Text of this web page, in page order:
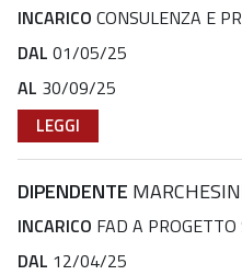
INCARICO CONSULENZA E
DAL 01/05/25
AL 30/09/25
LEGGI
DIPENDENTE
INCARICO FAD A PROGETTO
DAL 12/04/25